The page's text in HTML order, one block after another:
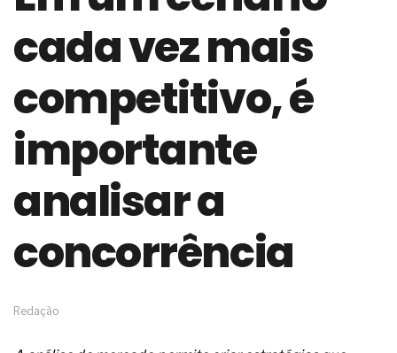
de governança das organizações
O desenho industrial ganha espaço como
estratégia competitiva nas empresas
materiais cimentícios com fibra de vidro
A próxima vantagem competitiva não está no
modelo de IA
A IA elevou a régua do comprador B2B e a venda
complexa ficou ainda mais humana
A verificação dimensional e de massa dos fios,
cabos e condutores elétricos
A fabricação conforme das portas com tipologia
de giro para as saídas de emergência
A sua indústria toma decisões ou apenas reage
tentar criar uma reserva de mercado sobre as
cada vez mais
competitivo, é
importante
analisar a
concorrência
Redação